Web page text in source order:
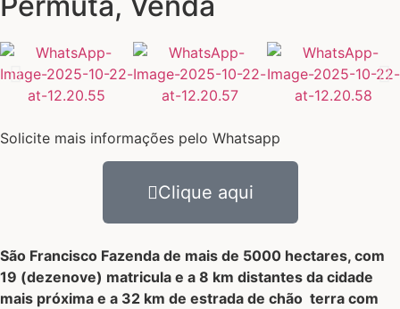
Solicite mais informações pelo Whatsapp
Clique aqui
São Francisco Fazenda de mais de 5000 hectares, com
19 (dezenove) matricula e a 8 km distantes da cidade
mais próxima e a 32 km de estrada de chão terra com